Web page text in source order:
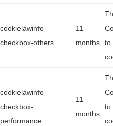
cookielawinfo-
checkbox-others
11
months
to
cookielawinfo-
checkbox-
performance
11
months
to